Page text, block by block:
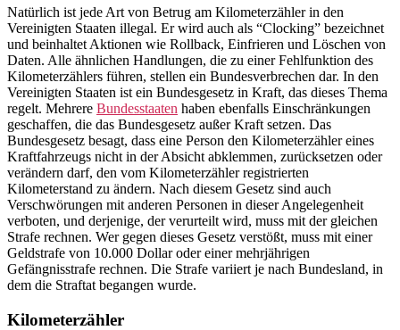
Natürlich ist jede Art von Betrug am Kilometerzähler in den
Vereinigten Staaten illegal. Er wird auch als “Clocking” bezeichnet
und beinhaltet Aktionen wie Rollback, Einfrieren und Löschen von
Daten. Alle ähnlichen Handlungen, die zu einer Fehlfunktion des
Kilometerzählers führen, stellen ein Bundesverbrechen dar. In den
Vereinigten Staaten ist ein Bundesgesetz in Kraft, das dieses Thema
regelt. Mehrere Bundesstaaten haben ebenfalls Einschränkungen
geschaffen, die das Bundesgesetz außer Kraft setzen. Das
Bundesgesetz besagt, dass eine Person den Kilometerzähler eines
Kraftfahrzeugs nicht in der Absicht abklemmen, zurücksetzen oder
verändern darf, den vom Kilometerzähler registrierten
Kilometerstand zu ändern. Nach diesem Gesetz sind auch
Verschwörungen mit anderen Personen in dieser Angelegenheit
verboten, und derjenige, der verurteilt wird, muss mit der gleichen
Strafe rechnen. Wer gegen dieses Gesetz verstößt, muss mit einer
Geldstrafe von 10.000 Dollar oder einer mehrjährigen
Gefängnisstrafe rechnen. Die Strafe variiert je nach Bundesland, in
dem die Straftat begangen wurde.
Kilometerzähler